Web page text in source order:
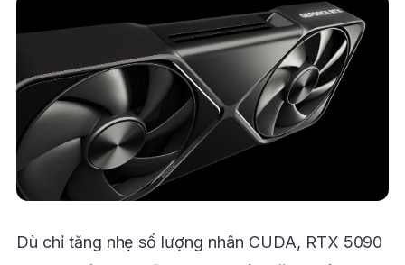
Dù chỉ tăng nhẹ số lượng nhân CUDA, RTX 5090